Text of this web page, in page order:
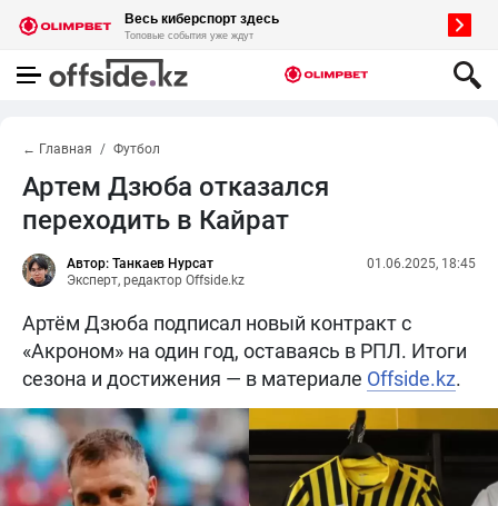
← Главная Футбол
Артем Дзюба отказался
переходить в Кайрат
Автор: Танкаев Нурсат
Эксперт, редактор Offside.kz
01.06.2025, 18:45
Артём Дзюба подписал новый контракт с
«Акроном» на один год, оставаясь в РПЛ. Итоги
сезона и достижения — в материале Offside.kz.